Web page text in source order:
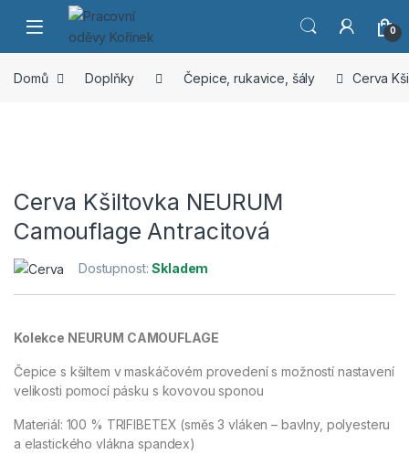
Přeskočit na navigaci
Přeskočit na obsah
0
Domů Doplňky Čepice, rukavice, šály Cerva
Cerva Kšiltovka NEURUM
Camouflage Antracitová
Dostupnost:Skladem
Kolekce NEURUM CAMOUFLAGE
Čepice s kšiltem v maskáčovém provedení s možností nastavení
velikosti pomocí pásku s kovovou sponou
Materiál: 100 % TRIFIBETEX (směs 3 vláken – bavlny, polyesteru
a elastického vlákna spandex)